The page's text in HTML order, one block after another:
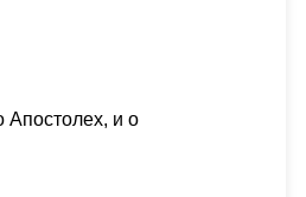
Апостолех, и о